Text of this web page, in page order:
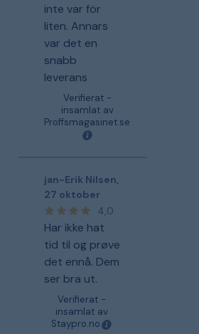
inte var för
liten. Annars
var det en
snabb
leverans
Verifierat -
insamlat av
Proffsmagasinet.se
jan-Erik Nilsen
27 oktober
4,0
Har ikke hat
tid til og prøve
det ennå. Dem
ser bra ut.
Verifierat -
insamlat av
Staypro.no